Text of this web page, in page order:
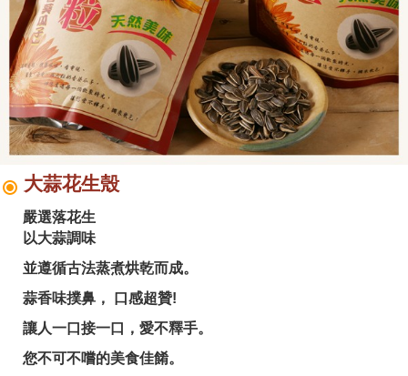
大蒜花生殼
嚴選落花生
以大蒜調味
並遵循古法蒸煮烘乾而成。
蒜香味撲鼻， 口感超贊!
讓人一口接一口，愛不釋手。
您不可不嚐的美食佳餚。